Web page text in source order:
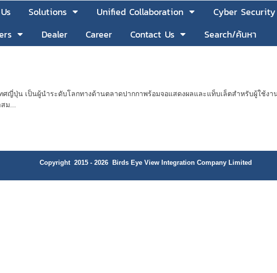
Solutions Unified Collaboration Cyber Security
Dealer Career Contact Us Search/ค้นหา
ทศญี่ปุ่น เป็นผู้นำระดับโลกทางด้านตลาดปากกาพร้อมจอแสดงผลและแท็บเล็ตสำหรับผู้ใช้ง
ม...
Copyright 2015 - 2026 Birds Eye View Integration Company Limited